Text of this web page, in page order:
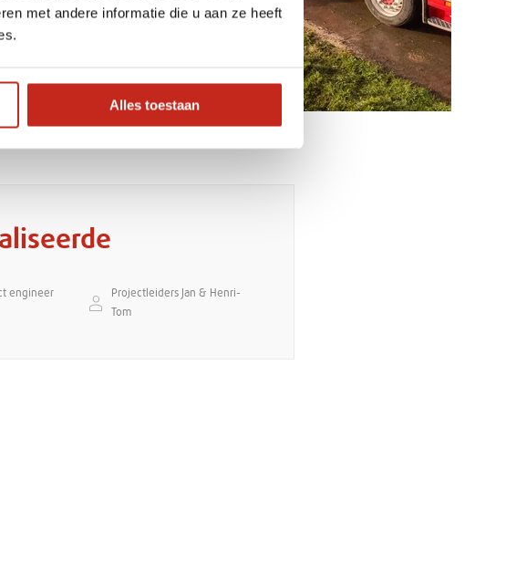
met andere informatie die u aan ze heeft
Alles toestaan
engineer
Projectleiders Jan & Henri-
Tom